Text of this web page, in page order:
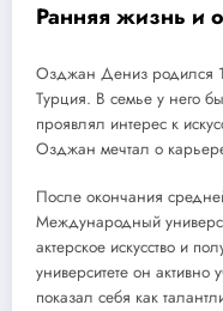
Ранняя жизнь и
Озджан Дениз родился
Турция. В семье у него
проявлял интерес к
Озджан мечтал о
После окончания
Международный
актерское искусство и
университете он активно
показал себя как